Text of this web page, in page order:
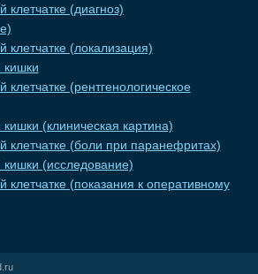
(диагноз)
(локализация)
кишки
(рентгенологическое
(клиническая картина)
(боли при паранефритах)
(исследование)
(показания к оперативному